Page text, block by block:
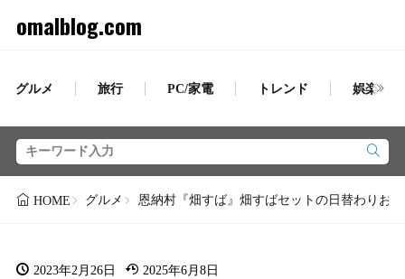
omalblog.com
グルメ 旅行 PC/家電 トレンド 娯楽
HOME グルメ 恩納村『畑すば』畑すばセットの日替わりお
2023年2月26日 2025年6月8日